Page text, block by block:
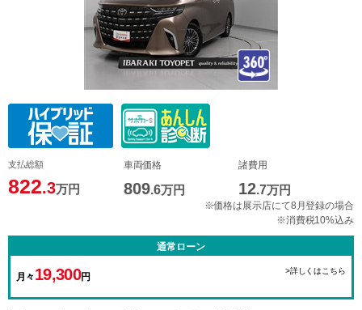
支払総額
822.3万円
車両価格
809.6万円
諸費用
12.7万円
※価格は展示店にて8月登録の場合
※消費税10%込み
通常ローン
月々 19,300円
>詳しくはこちら